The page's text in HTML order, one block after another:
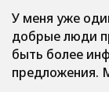
У меня уже
добрые люди
быть более
предложения.